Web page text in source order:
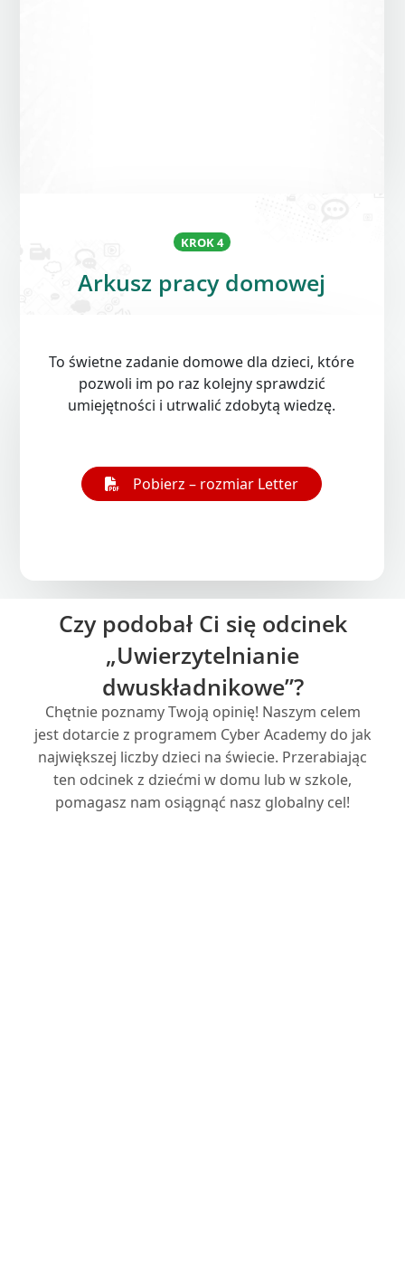
KROK 4
Arkusz pracy domowej
To świetne zadanie domowe dla dzieci, które
pozwoli im po raz kolejny sprawdzić
umiejętności i utrwalić zdobytą wiedzę.
Pobierz – rozmiar Letter
Open On A New Tab
Czy podobał Ci się odcinek
„Uwierzytelnianie
dwuskładnikowe”?
Chętnie poznamy Twoją opinię! Naszym celem
jest dotarcie z programem Cyber Academy do jak
największej liczby dzieci na świecie. Przerabiając
ten odcinek z dziećmi w domu lub w szkole,
pomagasz nam osiągnąć nasz globalny cel!